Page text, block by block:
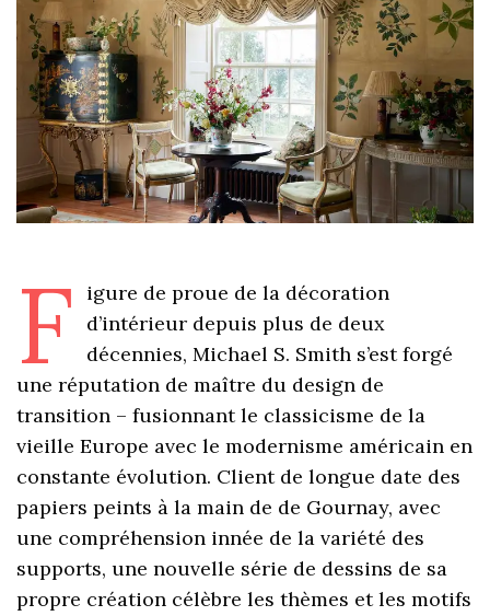
F
igure de proue de la décoration
d’intérieur depuis plus de deux
décennies, Michael S. Smith s’est forgé
une réputation de maître du design de
transition – fusionnant le classicisme de la
vieille Europe avec le modernisme américain en
constante évolution. Client de longue date des
papiers peints à la main de de Gournay, avec
une compréhension innée de la variété des
supports, une nouvelle série de dessins de sa
propre création célèbre les thèmes et les motifs